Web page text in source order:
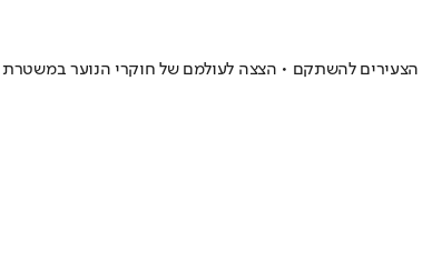
הצעירים להשתקם • הצצה לעולמם של חוקרי הנוער במשטרת